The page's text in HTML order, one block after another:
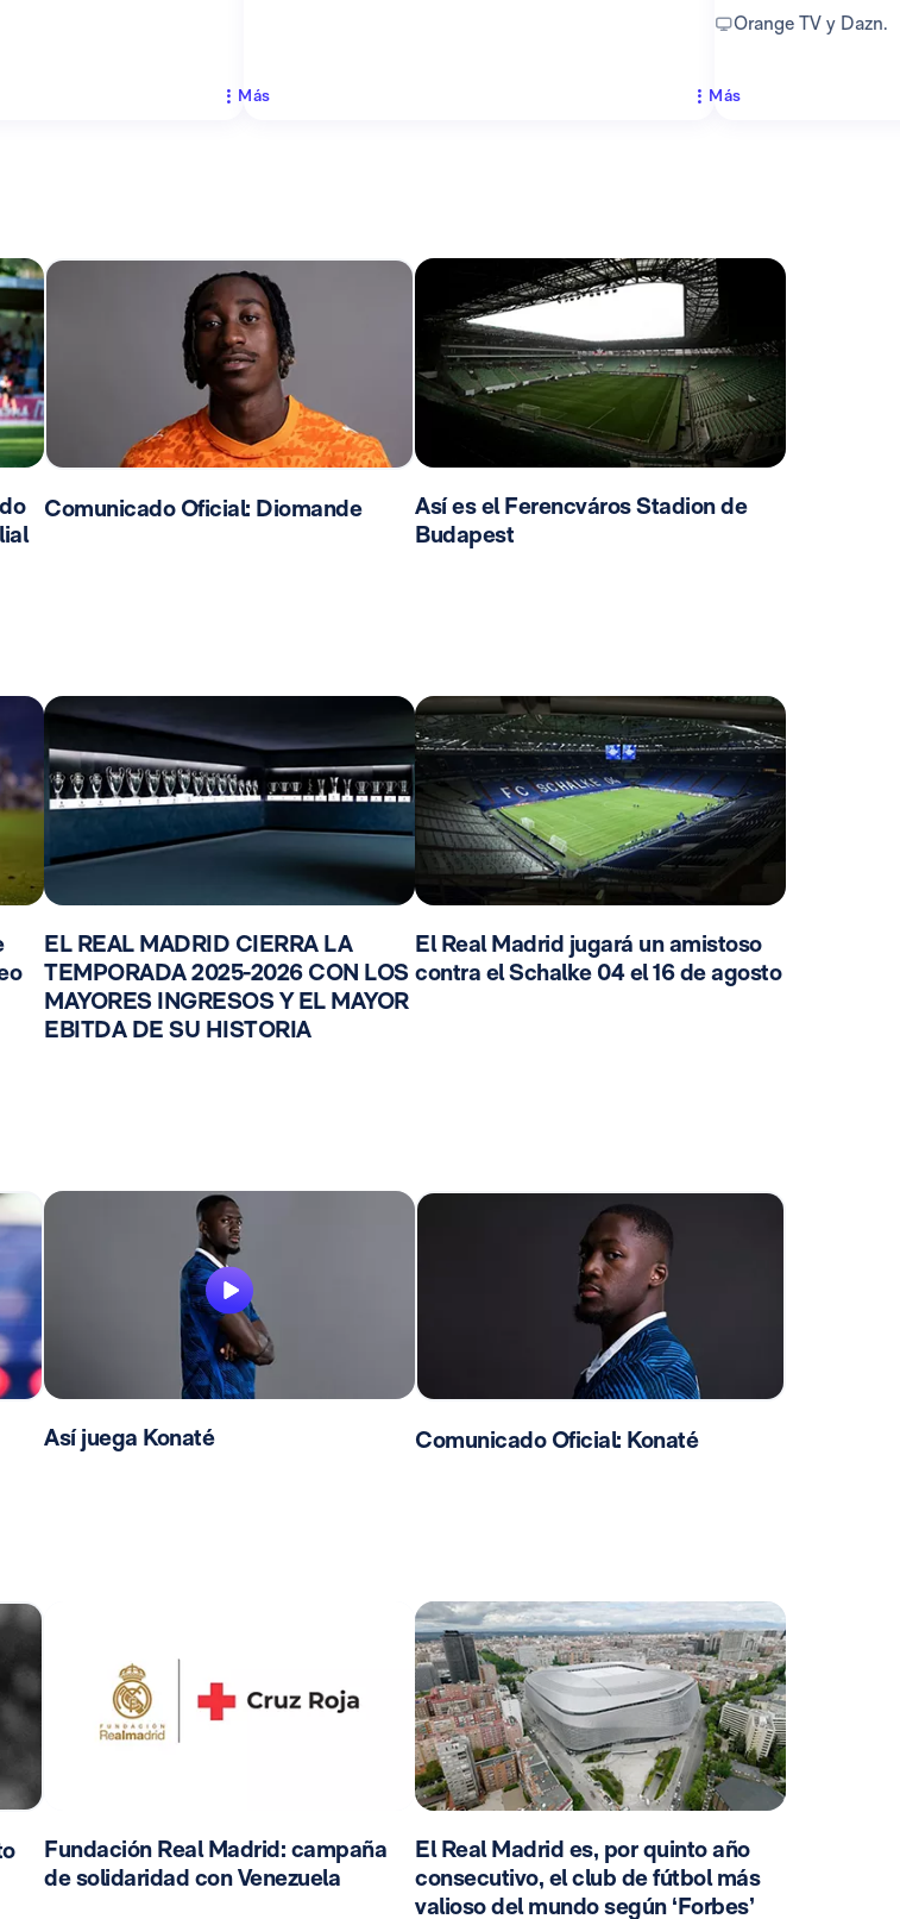
Más
Orange TV y Dazn.
Más
Comunicado Oficial: Diomande
Así es el Ferencváros Stadion de
Budapest
EL REAL MADRID CIERRA LA
TEMPORADA 2025-2026 CON LOS
MAYORES INGRESOS Y EL MAYOR
EBITDA DE SU HISTORIA
El Real Madrid jugará un amistoso
contra el Schalke 04 el 16 de agosto
Así juega Konaté Comunicado Oficial: Konaté
Fundación Real Madrid: campaña
de solidaridad con Venezuela
El Real Madrid es, por quinto año
consecutivo, el club de fútbol más
valioso del mundo según ‘Forbes’